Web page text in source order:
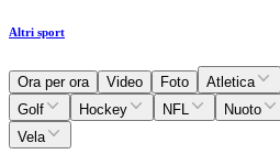
Altri sport
Ora per ora Video Foto Atletica
Golf
Hockey NFL Nuoto
Vela